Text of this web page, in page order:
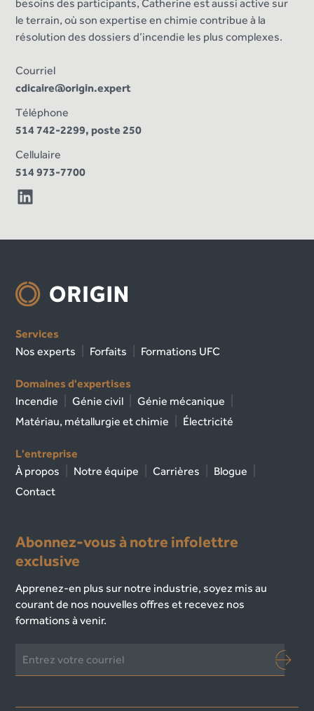
besoins des participants, Catherine est aussi active sur
le terrain, où son expertise en chimie contribue à la
résolution des dossiers d’incendie les plus complexes.
Courriel
cdicaire@origin.expert
Téléphone
514 742-2299, poste 250
Cellulaire
514 973-7700
Services
Nos experts
Forfaits Formations UFC
Domaines d'expertises
Incendie
Génie civil
Génie mécanique
Matériau, métallurgie et chimie
Électricité
L'entreprise
À propos
Notre équipe Carrières
Blogue
Contact
Abonnez-vous à notre infolettre
exclusive
Apprenez-en plus sur notre industrie, soyez mis au
courant de nos nouvelles offres et recevez nos
formations à venir.